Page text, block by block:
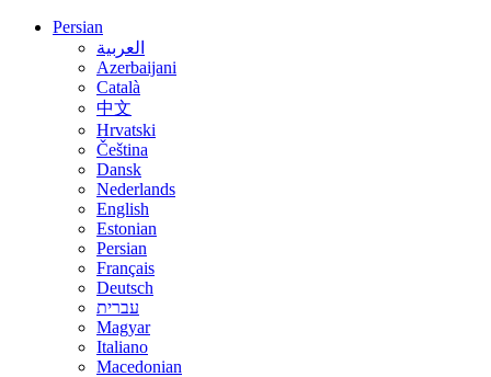
Persian
العربية
Azerbaijani
Català
中文
Hrvatski
Čeština
Dansk
Nederlands
English
Estonian
Persian
Français
Deutsch
עברית
Magyar
Italiano
Macedonian